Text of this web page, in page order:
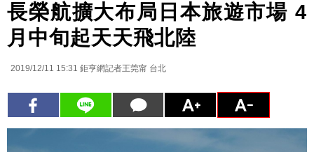
長榮航擴大布局日本旅遊市場 4
月中旬起天天飛北陸
2019/12/11 15:31 鉅亨網記者王莞甯 台北